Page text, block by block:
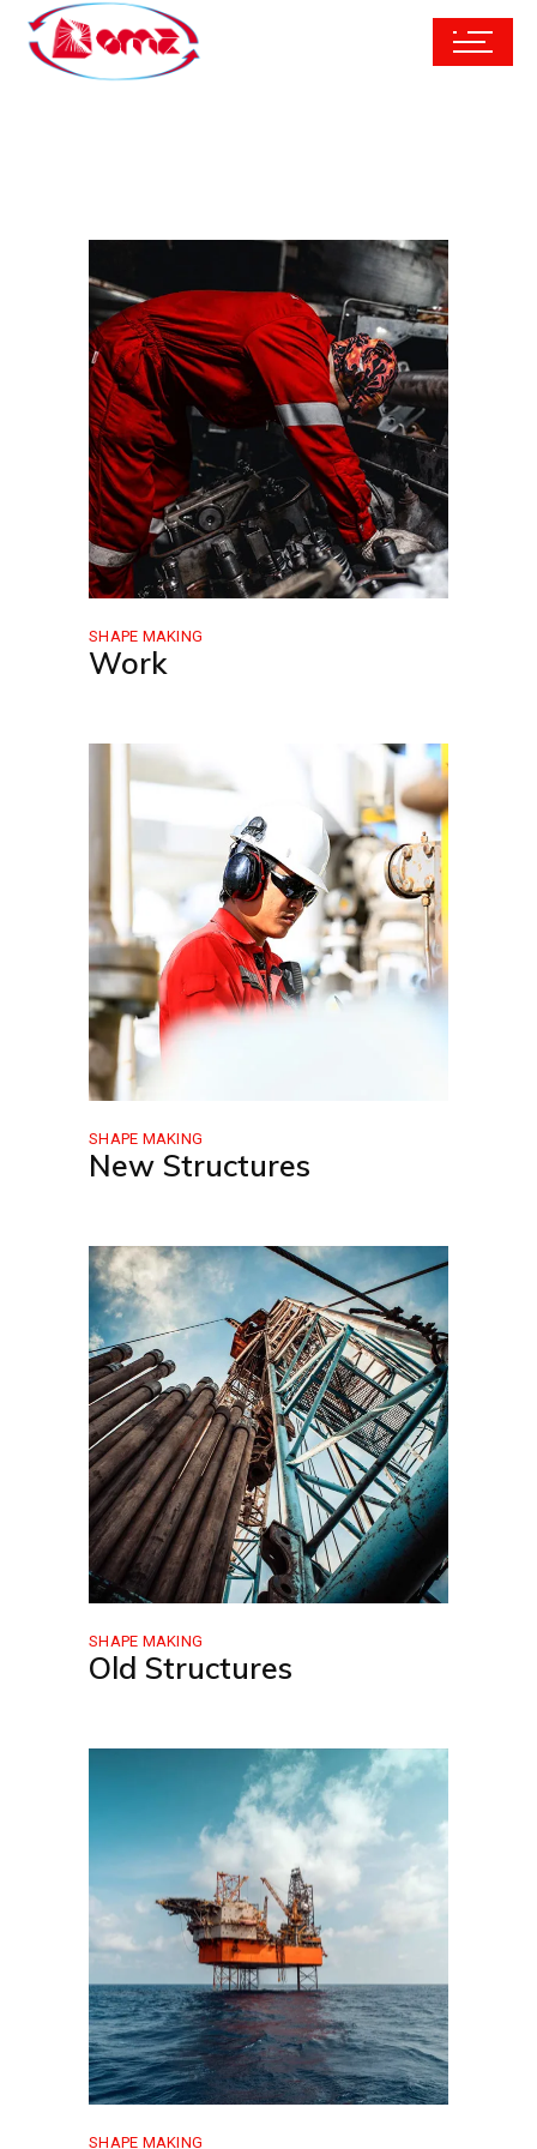
SHAPE MAKING
Work
SHAPE MAKING
New Structures
SHAPE MAKING
Old Structures
SHAPE MAKING